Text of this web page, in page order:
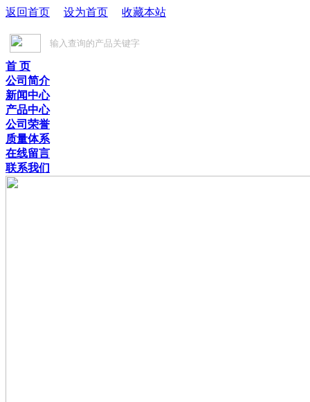
返回首页 设为首页 收藏本站
首 页
公司简介
新闻中心
产品中心
公司荣誉
质量体系
在线留言
联系我们